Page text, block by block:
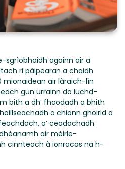
sgrìobhaidh againn air a
ri pàipearan a chaidh
mionaidean air làraich-lìn
gun urrainn do luchd-
bith a dh’ fhaodadh a bhith
o chionn ghoirid a
a’ ceadachadh
air mèirle-
cinnteach à ionracas na h-